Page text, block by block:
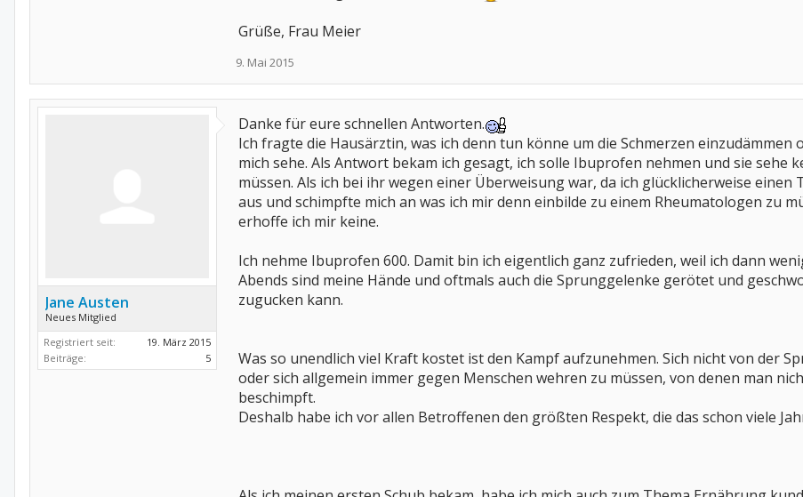
Grüße, Frau Meier
9. Mai 2015
Jane Austen
Neues Mitglied
Registriert seit:
19. März 2015
Beiträge:
5
Danke für eure schnellen Antworten.
Ich fragte die Hausärztin, was ich denn tun könne um die Schmerzen
mich sehe. Als Antwort bekam ich gesagt, ich solle Ibuprofen nehmen und sie sehe
müssen. Als ich bei ihr wegen einer Überweisung war, da ich glücklicherweise
aus und schimpfte mich an was ich mir denn einbilde zu einem Rheumatologen zu
erhoffe ich mir keine.
Ich nehme Ibuprofen 600. Damit bin ich eigentlich ganz zufrieden, weil ich dann
Abends sind meine Hände und oftmals auch die Sprunggelenke gerötet und
zugucken kann.
Was so unendlich viel Kraft kostet ist den Kampf aufzunehmen. Sich nicht von der
oder sich allgemein immer gegen Menschen wehren zu müssen, von denen man
beschimpft.
Deshalb habe ich vor allen Betroffenen den größten Respekt, die das schon viele